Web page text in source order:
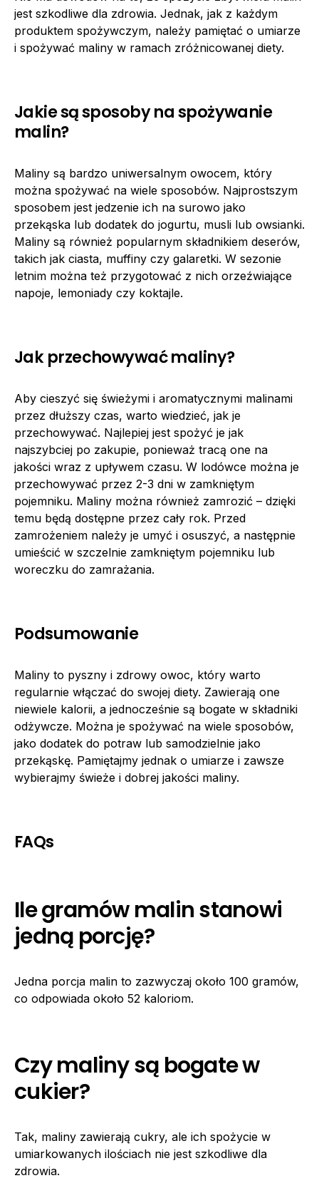
jest szkodliwe dla zdrowia. Jednak, jak z każdym
produktem spożywczym, należy pamiętać o umiarze
i spożywać maliny w ramach zróżnicowanej diety.
Jakie są sposoby na spożywanie
malin?
Maliny są bardzo uniwersalnym owocem, który
można spożywać na wiele sposobów. Najprostszym
sposobem jest jedzenie ich na surowo jako
przekąska lub dodatek do jogurtu, musli lub owsianki.
Maliny są również popularnym składnikiem deserów,
takich jak ciasta, muffiny czy galaretki. W sezonie
letnim można też przygotować z nich orzeźwiające
napoje, lemoniady czy koktajle.
Jak przechowywać maliny?
Aby cieszyć się świeżymi i aromatycznymi malinami
przez dłuższy czas, warto wiedzieć, jak je
przechowywać. Najlepiej jest spożyć je jak
najszybciej po zakupie, ponieważ tracą one na
jakości wraz z upływem czasu. W lodówce można je
przechowywać przez 2-3 dni w zamkniętym
pojemniku. Maliny można również zamrozić – dzięki
temu będą dostępne przez cały rok. Przed
zamrożeniem należy je umyć i osuszyć, a następnie
umieścić w szczelnie zamkniętym pojemniku lub
woreczku do zamrażania.
Podsumowanie
Maliny to pyszny i zdrowy owoc, który warto
regularnie włączać do swojej diety. Zawierają one
niewiele kalorii, a jednocześnie są bogate w składniki
odżywcze. Można je spożywać na wiele sposobów,
jako dodatek do potraw lub samodzielnie jako
przekąskę. Pamiętajmy jednak o umiarze i zawsze
wybierajmy świeże i dobrej jakości maliny.
FAQs
Ile gramów malin stanowi
jedną porcję?
Jedna porcja malin to zazwyczaj około 100 gramów,
co odpowiada około 52 kaloriom.
Czy maliny są bogate w
cukier?
Tak, maliny zawierają cukry, ale ich spożycie w
umiarkowanych ilościach nie jest szkodliwe dla
zdrowia.